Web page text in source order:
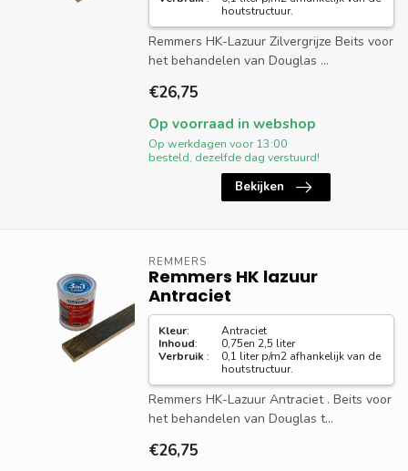
houtstructuur.
Remmers HK-Lazuur Zilvergrijze Beits voor
het behandelen van Douglas ...
€26,75
Op voorraad in webshop
Op werkdagen voor 13:00
besteld, dezelfde dag verstuurd!
Bekijken
REMMERS
Remmers HK lazuur
Antraciet
Kleur:
Antraciet
Inhoud:
0,75en 2,5 liter
Verbruik:
0,1 liter p/m2 afhankelijk van de
houtstructuur.
Remmers HK-Lazuur Antraciet . Beits voor
het behandelen van Douglas t...
€26,75